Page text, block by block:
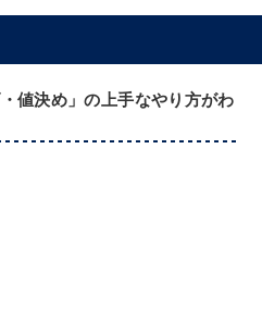
値決め」の上手なやり方がわ